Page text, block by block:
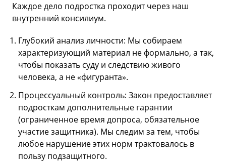
Каждое дело подростка проходит через наш
внутренний консилиум.
Глубокий анализ личности: Мы собираем
характеризующий материал не формально, а так,
чтобы показать суду и следствию живого
человека, а не «фигуранта».
Процессуальный контроль: Закон предоставляет
подросткам дополнительные гарантии
(ограниченное время допроса, обязательное
участие защитника). Мы следим за тем, чтобы
любое нарушение этих норм трактовалось в
пользу подзащитного.